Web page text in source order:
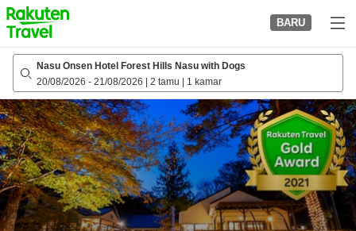
to
top
page
BARU
Nasu Onsen Hotel Forest Hills Nasu with Dogs
20/08/2026 - 21/08/2026 2 tamu 1 kamar